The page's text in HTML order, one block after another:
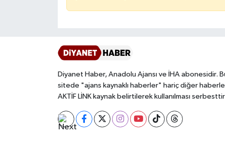
Diyanet Haber, Anadolu Ajansı ve İHA abonesidir.
sitede "ajans kaynaklı haberler" hariç diğer
AKTİF LİNK kaynak belirtilerek kullanılması
Kilis Müftülüğü
Kırıkkale Müftülüğü
Kırklareli Müftülüğü
Kırşehir Müftülüğü